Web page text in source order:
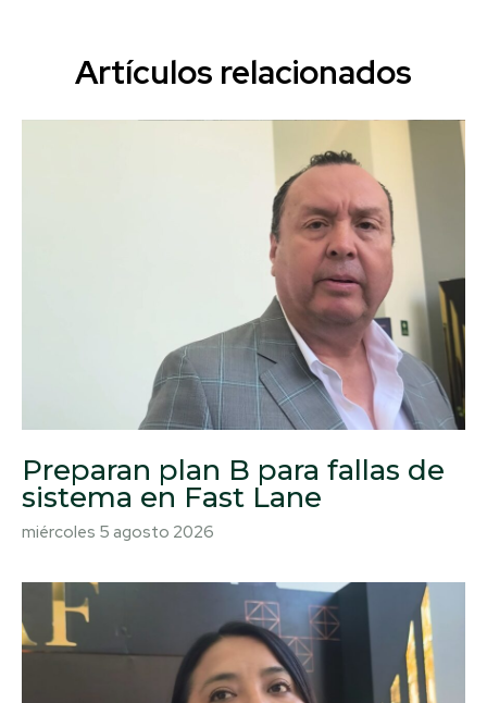
Artículos relacionados
Preparan plan B para fallas de
sistema en Fast Lane
miércoles 5 agosto 2026